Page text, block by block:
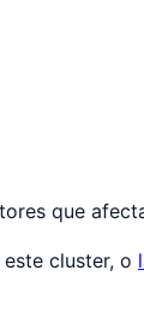
que
cluster, o